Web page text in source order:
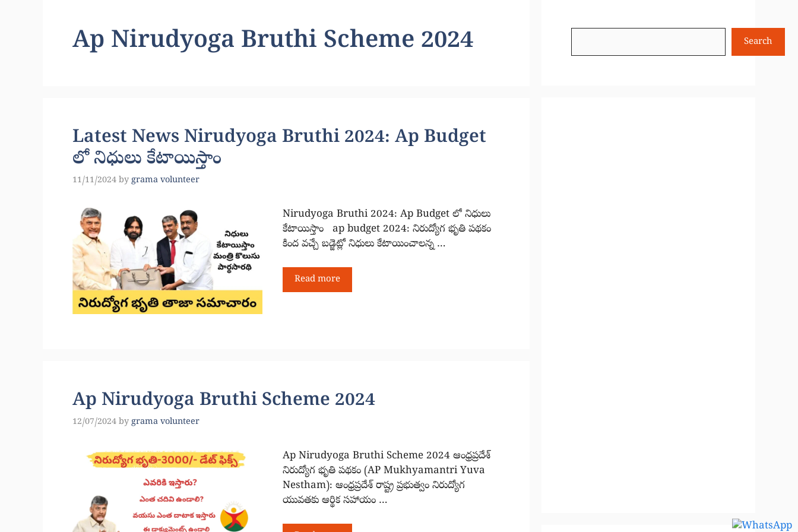
Ap Nirudyoga Bruthi Scheme 2024
Latest News Nirudyoga Bruthi 2024: Ap Budget
లో నిధులు కేటాయిస్తాం
11/11/2024 by grama volunteer
Nirudyoga Bruthi 2024: Ap Budget లో నిధులు
కేటాయిస్తాం ap budget 2024: నిరుద్యోగ భృతి పథకం
కింద వచ్చే బడ్జెట్లో నిధులు కేటాయించాలన్న …
Read more
Ap Nirudyoga Bruthi Scheme 2024
12/07/2024 by grama volunteer
Ap Nirudyoga Bruthi Scheme 2024 ఆంధ్రప్రదేశ్
నిరుద్యోగ భృతి పథకం (AP Mukhyamantri Yuva
Nestham): ఆంధ్రప్రదేశ్ రాష్ట్ర ప్రభుత్వం నిరుద్యోగ
యువతకు ఆర్థిక సహాయం …
Search